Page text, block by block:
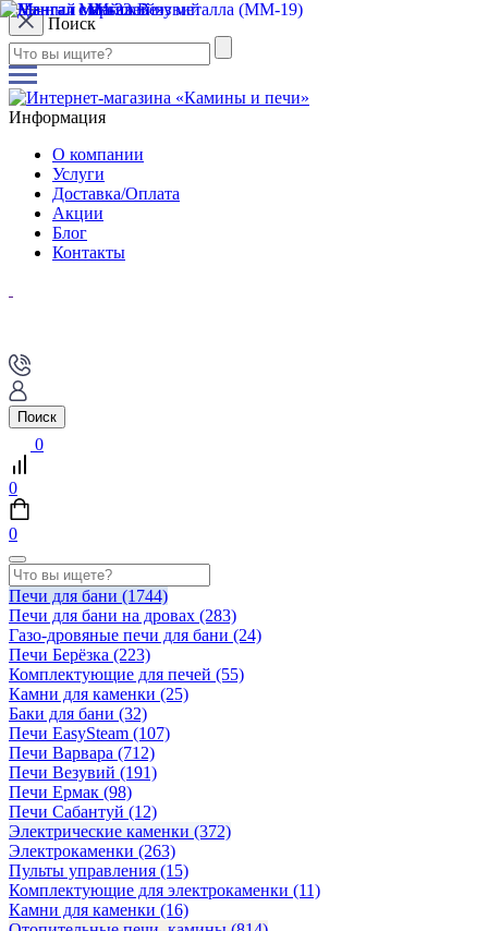
Поиск
Информация
О компании
Услуги
Доставка/Оплата
Акции
Блог
Контакты
Поиск
0
0
0
Печи для бани (1744)
Печи для бани на дровах (283)
Газо-дровяные печи для бани (24)
Печи Берёзка (223)
Комплектующие для печей (55)
Камни для каменки (25)
Баки для бани (32)
Печи EasySteam (107)
Печи Варвара (712)
Печи Везувий (191)
Печи Ермак (98)
Печи Сабантуй (12)
Электрические каменки (372)
Электрокаменки (263)
Пульты управления (15)
Комплектующие для электрокаменки (11)
Камни для каменки (16)